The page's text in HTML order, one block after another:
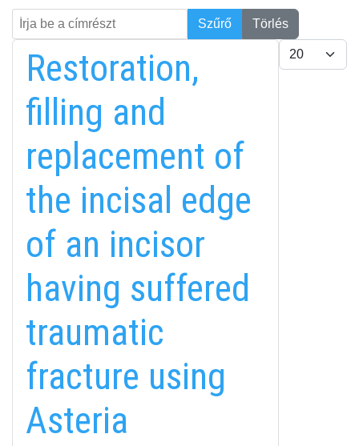
Írja be a címrészt
Keresés Szűrő
Törlés
Tételek #
Restoration,
filling and
replacement of
the incisal edge
of an incisor
having suffered
traumatic
fracture using
Asteria